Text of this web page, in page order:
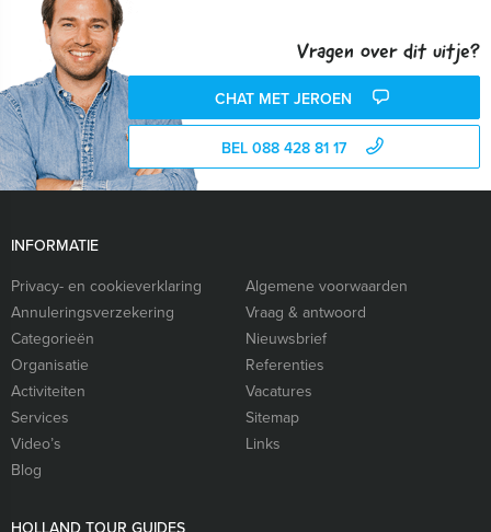
Vragen over dit uitje?
CHAT MET JEROEN
BEL 088 428 81 17
INFORMATIE
Privacy- en cookieverklaring
Algemene voorwaarden
Annuleringsverzekering
Vraag & antwoord
Categorieën
Nieuwsbrief
Organisatie
Referenties
Activiteiten
Vacatures
Services
Sitemap
Video’s
Links
Blog